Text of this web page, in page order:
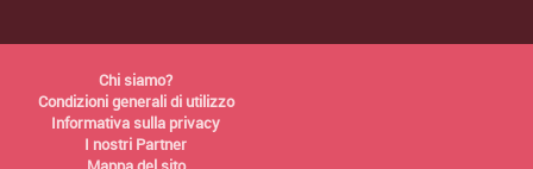
Chi siamo?
Condizioni generali di utilizzo
Informativa sulla privacy
I nostri Partner